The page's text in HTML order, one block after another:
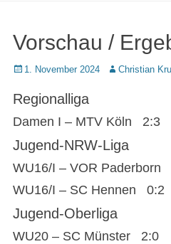
Vorschau /
Posted
1. November 2024 AutorChristian
Regionalliga
Damen I – MTV Köln 2:3
Jugend-NRW-Liga
WU16/I – VOR Paderborn
WU16/I – SC Hennen 0:2
Jugend-Oberliga
WU20 – SC Münster 2:0